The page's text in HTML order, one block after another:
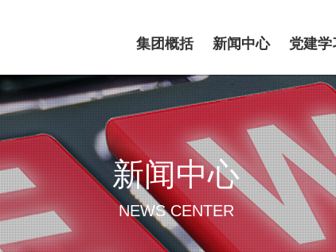
集团概括 新闻中心 党建学
新闻中心
NEWS CENTER